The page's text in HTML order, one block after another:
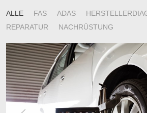
ALLE FAS ADAS
REPARATUR
NACHRÜSTUNG